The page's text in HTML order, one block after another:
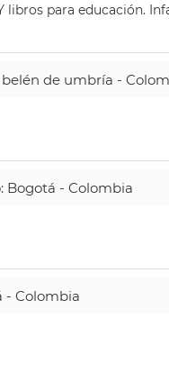
para educación.
belén de umbría -
Bogotá - Colombia
- Colombia